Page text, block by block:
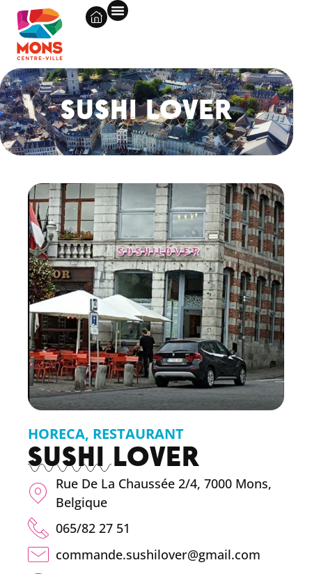
SUSHI LOVER
HORECA, RESTAURANT
SUSHI LOVER
Rue De La Chaussée 2/4, 7000 Mons,
Belgique
065/82 27 51
commande.sushilover@gmail.com